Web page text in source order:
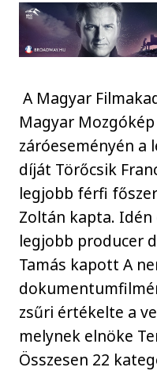
A Magyar
Magyar
záróeseményén a
díját Törőcsik
legjobb férfi
Zoltán kapta.
legjobb producer
Tamás kapott A
zsűri értékelte a
melynek elnöke
Összesen 22